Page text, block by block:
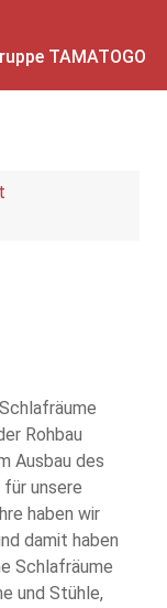
TAMATOGO
Rohbau
Ausbau des
unsere
haben wir
damit haben
Schlafräume
und Stühle,